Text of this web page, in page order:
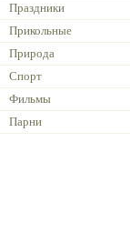
Праздники
Прикольные
Природа
Спорт
Фильмы
Парни